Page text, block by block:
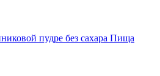
пудре без сахара Пища